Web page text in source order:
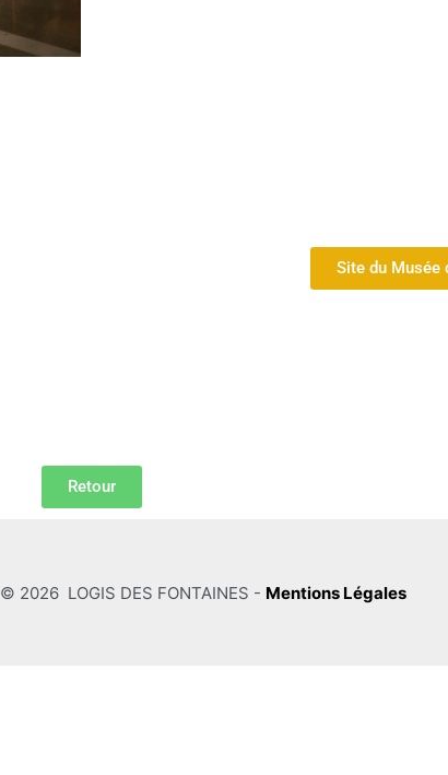
Site du Musée
Retour
© 2026 LOGIS DES FONTAINES - Mentions Légales